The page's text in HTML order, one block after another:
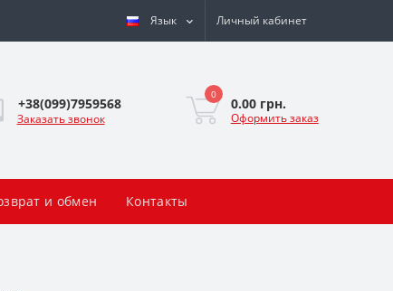
Язык Личный кабинет
+38(099)7959568
Заказать звонок
0
0.00 грн.
Оформить заказ
и обмен Контакты